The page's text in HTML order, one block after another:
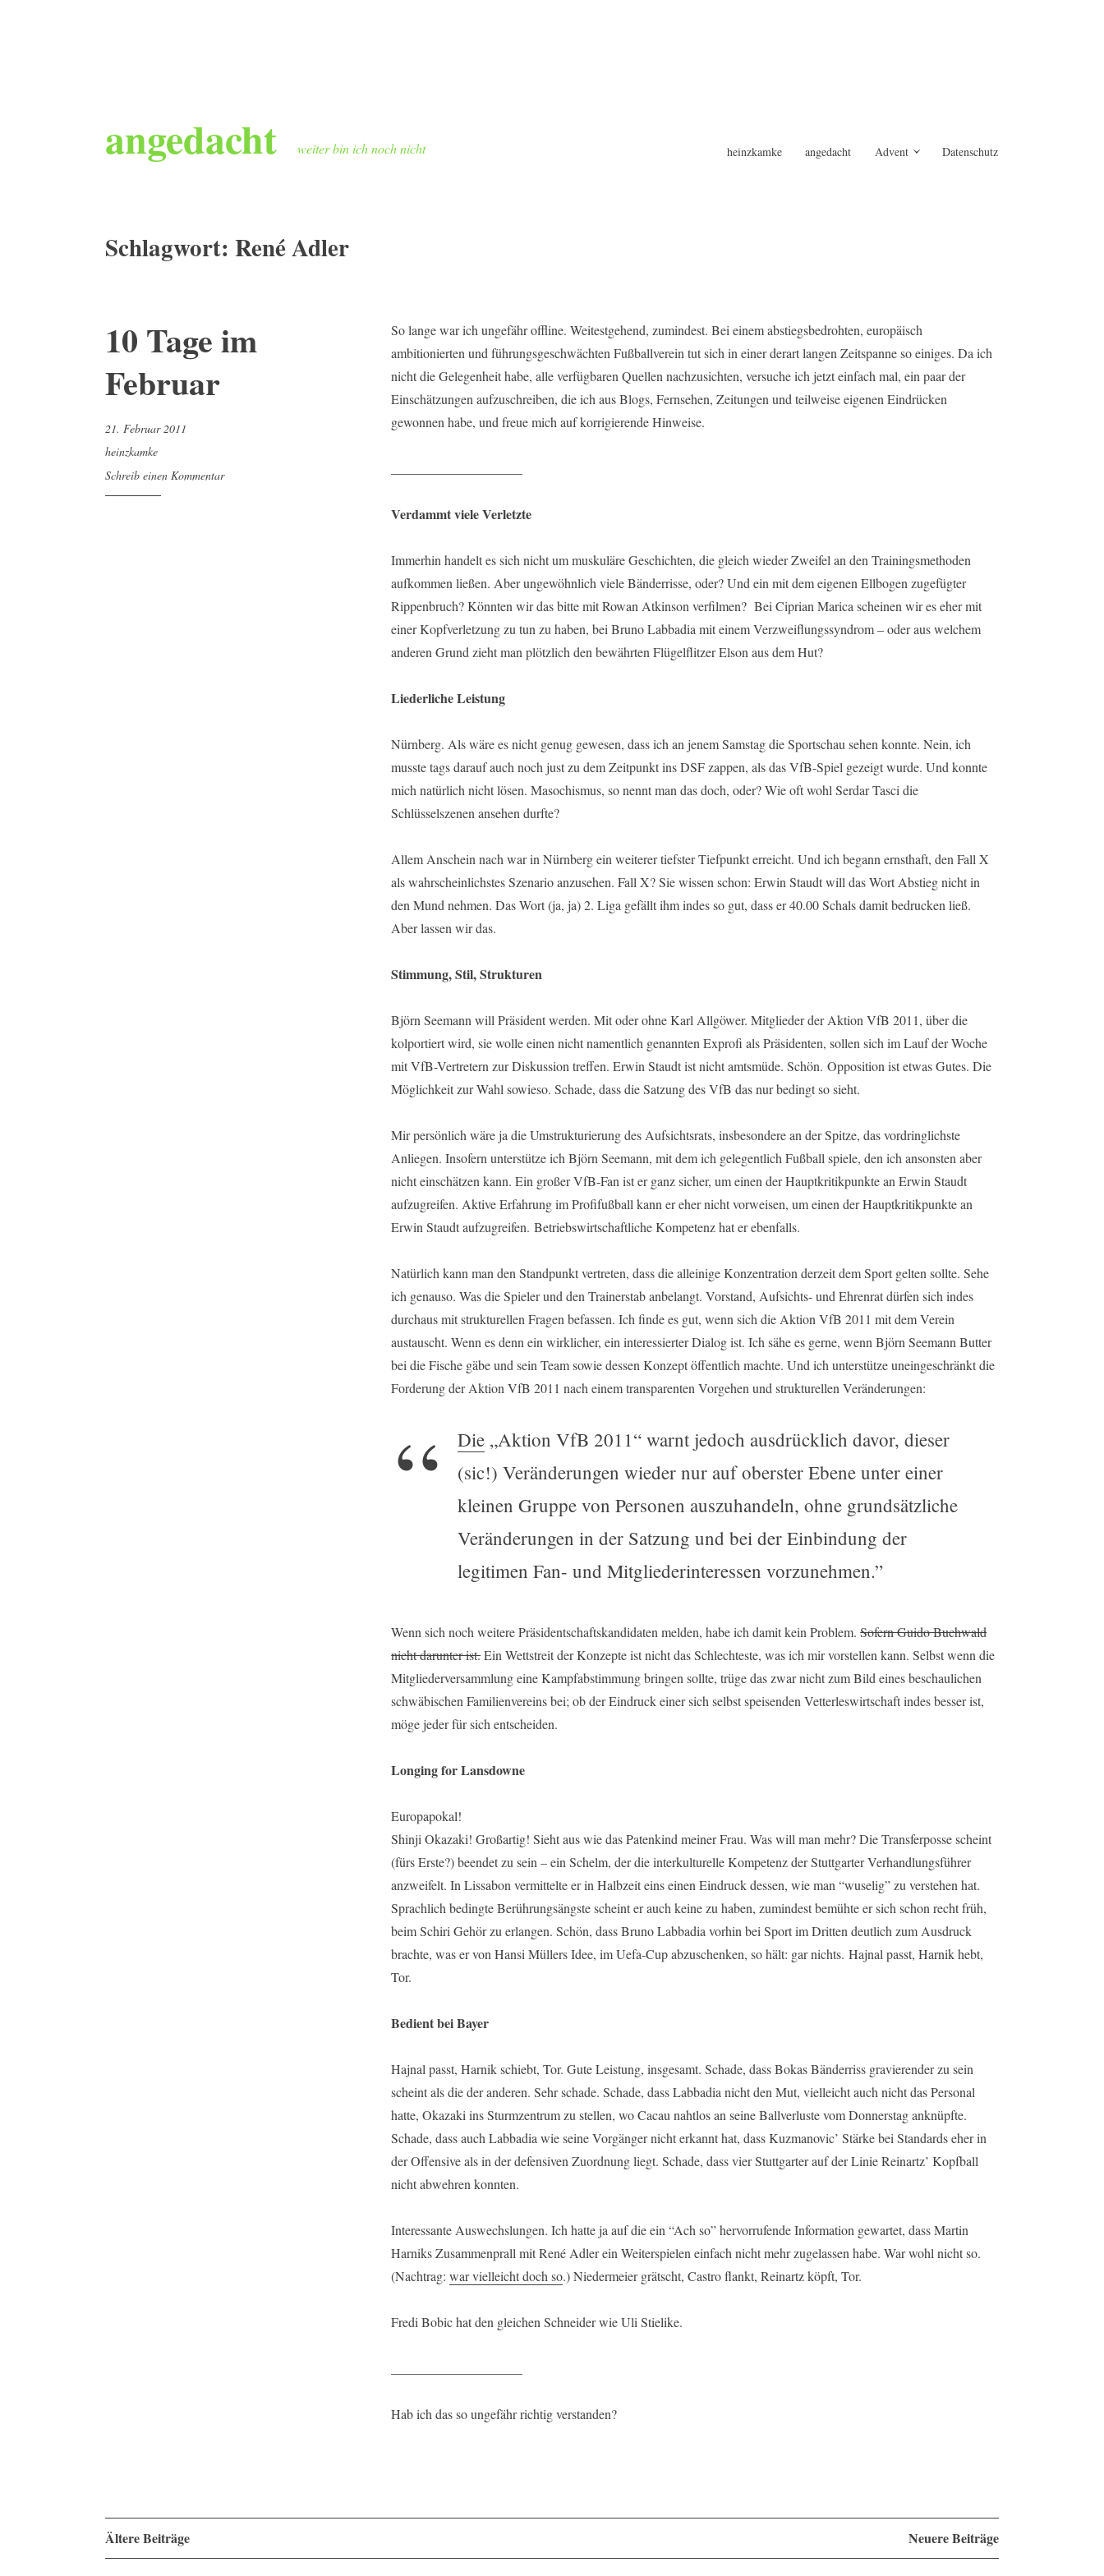
springen
angedacht weiter bin ich noch nicht heinzkamke angedacht Advent Datenschutz
Schlagwort: René Adler
10 Tage im
Februar
21. Februar 2011
heinzkamke
Schreib einen Kommentar
So lange war ich ungefähr offline. Weitestgehend, zumindest. Bei einem abstiegsbedrohten, europäisch
ambitionierten und führungsgeschwächten Fußballverein tut sich in einer derart langen Zeitspanne so einiges. Da ich
nicht die Gelegenheit habe, alle verfügbaren Quellen nachzusichten, versuche ich jetzt einfach mal, ein paar der
Einschätzungen aufzuschreiben, die ich aus Blogs, Fernsehen, Zeitungen und teilweise eigenen Eindrücken
gewonnen habe, und freue mich auf korrigierende Hinweise.
Verdammt viele Verletzte
Immerhin handelt es sich nicht um muskuläre Geschichten, die gleich wieder Zweifel an den Trainingsmethoden
aufkommen ließen. Aber ungewöhnlich viele Bänderrisse, oder? Und ein mit dem eigenen Ellbogen zugefügter
Rippenbruch? Könnten wir das bitte mit Rowan Atkinson verfilmen? Bei Ciprian Marica scheinen wir es eher mit
einer Kopfverletzung zu tun zu haben, bei Bruno Labbadia mit einem Verzweiflungssyndrom – oder aus welchem
anderen Grund zieht man plötzlich den bewährten Flügelflitzer Elson aus dem Hut?
Liederliche Leistung
Nürnberg. Als wäre es nicht genug gewesen, dass ich an jenem Samstag die Sportschau sehen konnte. Nein, ich
musste tags darauf auch noch just zu dem Zeitpunkt ins DSF zappen, als das VfB-Spiel gezeigt wurde. Und konnte
mich natürlich nicht lösen. Masochismus, so nennt man das doch, oder? Wie oft wohl Serdar Tasci die
Schlüsselszenen ansehen durfte?
Allem Anschein nach war in Nürnberg ein weiterer tiefster Tiefpunkt erreicht. Und ich begann ernsthaft, den Fall X
als wahrscheinlichstes Szenario anzusehen. Fall X? Sie wissen schon: Erwin Staudt will das Wort Abstieg nicht in
den Mund nehmen. Das Wort (ja, ja) 2. Liga gefällt ihm indes so gut, dass er 40.00 Schals damit bedrucken ließ.
Aber lassen wir das.
Stimmung, Stil, Strukturen
Björn Seemann will Präsident werden. Mit oder ohne Karl Allgöwer. Mitglieder der Aktion VfB 2011, über die
kolportiert wird, sie wolle einen nicht namentlich genannten Exprofi als Präsidenten, sollen sich im Lauf der Woche
mit VfB-Vertretern zur Diskussion treffen. Erwin Staudt ist nicht amtsmüde. Schön. Opposition ist etwas Gutes. Die
Möglichkeit zur Wahl sowieso. Schade, dass die Satzung des VfB das nur bedingt so sieht.
Mir persönlich wäre ja die Umstrukturierung des Aufsichtsrats, insbesondere an der Spitze, das vordringlichste
Anliegen. Insofern unterstütze ich Björn Seemann, mit dem ich gelegentlich Fußball spiele, den ich ansonsten aber
nicht einschätzen kann. Ein großer VfB-Fan ist er ganz sicher, um einen der Hauptkritikpunkte an Erwin Staudt
aufzugreifen. Aktive Erfahrung im Profifußball kann er eher nicht vorweisen, um einen der Hauptkritikpunkte an
Erwin Staudt aufzugreifen. Betriebswirtschaftliche Kompetenz hat er ebenfalls.
Natürlich kann man den Standpunkt vertreten, dass die alleinige Konzentration derzeit dem Sport gelten sollte. Sehe
ich genauso. Was die Spieler und den Trainerstab anbelangt. Vorstand, Aufsichts- und Ehrenrat dürfen sich indes
durchaus mit strukturellen Fragen befassen. Ich finde es gut, wenn sich die Aktion VfB 2011 mit dem Verein
austauscht. Wenn es denn ein wirklicher, ein interessierter Dialog ist. Ich sähe es gerne, wenn Björn Seemann Butter
bei die Fische gäbe und sein Team sowie dessen Konzept öffentlich machte. Und ich unterstütze uneingeschränkt die
Forderung der Aktion VfB 2011 nach einem transparenten Vorgehen und strukturellen Veränderungen:
Die„Aktion VfB 2011“ warnt jedoch ausdrücklich davor, dieser
(sic!) Veränderungen wieder nur auf oberster Ebene unter einer
kleinen Gruppe von Personen auszuhandeln, ohne grundsätzliche
Veränderungen in der Satzung und bei der Einbindung der
legitimen Fan- und Mitgliederinteressen vorzunehmen.”
Wenn sich noch weitere Präsidentschaftskandidaten melden, habe ich damit kein Problem.Sofern Guido Buchwald
nicht darunter ist.Ein Wettstreit der Konzepte ist nicht das Schlechteste, was ich mir vorstellen kann. Selbst wenn die
Mitgliederversammlung eine Kampfabstimmung bringen sollte, trüge das zwar nicht zum Bild eines beschaulichen
schwäbischen Familienvereins bei; ob der Eindruck einer sich selbst speisenden Vetterleswirtschaft indes besser ist,
möge jeder für sich entscheiden.
Longing for Lansdowne
Europapokal!
Shinji Okazaki! Großartig! Sieht aus wie das Patenkind meiner Frau. Was will man mehr? Die Transferposse scheint
(fürs Erste?) beendet zu sein – ein Schelm, der die interkulturelle Kompetenz der Stuttgarter Verhandlungsführer
anzweifelt. In Lissabon vermittelte er in Halbzeit eins einen Eindruck dessen, wie man “wuselig” zu verstehen hat.
Sprachlich bedingte Berührungsängste scheint er auch keine zu haben, zumindest bemühte er sich schon recht früh,
beim Schiri Gehör zu erlangen. Schön, dass Bruno Labbadia vorhin bei Sport im Dritten deutlich zum Ausdruck
brachte, was er von Hansi Müllers Idee, im Uefa-Cup abzuschenken, so hält: gar nichts. Hajnal passt, Harnik hebt,
Tor.
Bedient bei Bayer
Hajnal passt, Harnik schiebt, Tor. Gute Leistung, insgesamt. Schade, dass Bokas Bänderriss gravierender zu sein
scheint als die der anderen. Sehr schade. Schade, dass Labbadia nicht den Mut, vielleicht auch nicht das Personal
hatte, Okazaki ins Sturmzentrum zu stellen, wo Cacau nahtlos an seine Ballverluste vom Donnerstag anknüpfte.
Schade, dass auch Labbadia wie seine Vorgänger nicht erkannt hat, dass Kuzmanovic’ Stärke bei Standards eher in
der Offensive als in der defensiven Zuordnung liegt. Schade, dass vier Stuttgarter auf der Linie Reinartz’ Kopfball
nicht abwehren konnten.
Interessante Auswechslungen. Ich hatte ja auf die ein “Ach so” hervorrufende Information gewartet, dass Martin
Harniks Zusammenprall mit René Adler ein Weiterspielen einfach nicht mehr zugelassen habe. War wohl nicht so.
(Nachtrag:war vielleicht doch so.) Niedermeier grätscht, Castro flankt, Reinartz köpft, Tor.
Fredi Bobic hat den gleichen Schneider wie Uli Stielike.
Hab ich das so ungefähr richtig verstanden?
Beitragsnavigation
Ältere Beiträge Neuere Beiträge